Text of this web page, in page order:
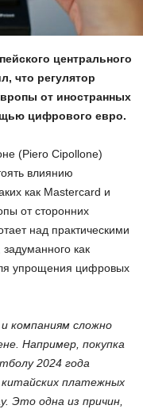
центрального
что регулятор
от иностранных
цифрового евро.
(Piero Cipollone)
влиянию
как Mastercard и
от сторонних
над практическими
как
упрощения цифровых
компаниям сложно
Например, покупка
2024 года
китайских платежных
Это одна из причин,